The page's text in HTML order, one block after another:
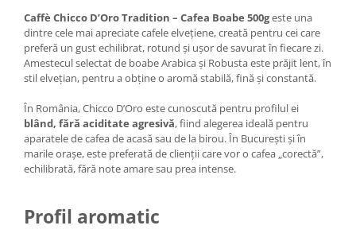
Caffè Chicco D’Oro Tradition – Cafea Boabe 500geste una
dintre cele mai apreciate cafele elvețiene, creată pentru cei care
preferă un gust echilibrat, rotund și ușor de savurat în fiecare zi.
Amestecul selectat de boabe Arabica și Robusta este prăjit lent, în
stil elvețian, pentru a obține o aromă stabilă, fină și constantă.
În România, Chicco D’Oro este cunoscută pentru profilul ei
blând, fără aciditate agresivă, fiind alegerea ideală pentru
aparatele de cafea de acasă sau de la birou. În București și în
marile orașe, este preferată de clienții care vor o cafea „corectă”,
echilibrată, fără note amare sau prea intense.
Profil aromatic